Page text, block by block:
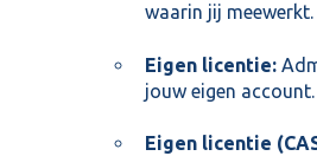
waarin jij meewerkt.
Eigen licentie:
jouw eigen account.
Eigen licentie